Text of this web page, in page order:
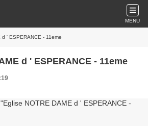
MENU
' ESPERANCE - 11eme
d ' ESPERANCE - 11eme